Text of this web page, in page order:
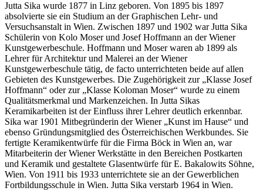
Jutta Sika wurde 1877 in Linz geboren. Von 1895 bis 1897
absolvierte sie ein Studium an der Graphischen Lehr- und
Versuchsanstalt in Wien. Zwischen 1897 und 1902 war Jutta Sika
Schülerin von Kolo Moser und Josef Hoffmann an der Wiener
Kunstgewerbeschule. Hoffmann und Moser waren ab 1899 als
Lehrer für Architektur und Malerei an der Wiener
Kunstgewerbeschule tätig, de facto unterrichteten beide auf allen
Gebieten des Kunstgewerbes. Die Zugehörigkeit zur „Klasse Josef
Hoffmann“ oder zur „Klasse Koloman Moser“ wurde zu einem
Qualitätsmerkmal und Markenzeichen. In Jutta Sikas
Keramikarbeiten ist der Einfluss ihrer Lehrer deutlich erkennbar.
Sika war 1901 Mitbegründerin der Wiener „Kunst im Hause“ und
ebenso Gründungsmitglied des Österreichischen Werkbundes. Sie
fertigte Keramikentwürfe für die Firma Böck in Wien an, war
Mitarbeiterin der Wiener Werkstätte in den Bereichen Postkarten
und Keramik und gestaltete Glasentwürfe für E. Bakalowits Söhne,
Wien. Von 1911 bis 1933 unterrichtete sie an der Gewerblichen
Fortbildungsschule in Wien. Jutta Sika verstarb 1964 in Wien.